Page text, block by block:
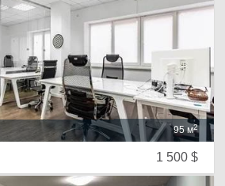
95 м2
1 500 $